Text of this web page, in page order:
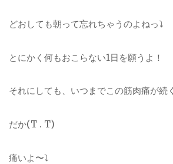
どおしても朝って忘れちゃうのよねっ⤵︎
とにかく何もおこらない1日を願うよ！
それにしても、いつまでこの筋肉痛が続
だか(T . T)
痛いよ〜⤵︎